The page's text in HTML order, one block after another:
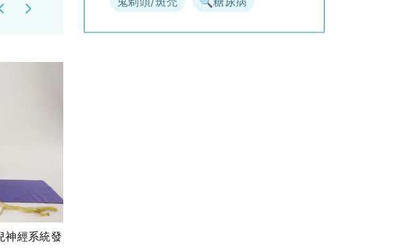
Previous
神經系統發